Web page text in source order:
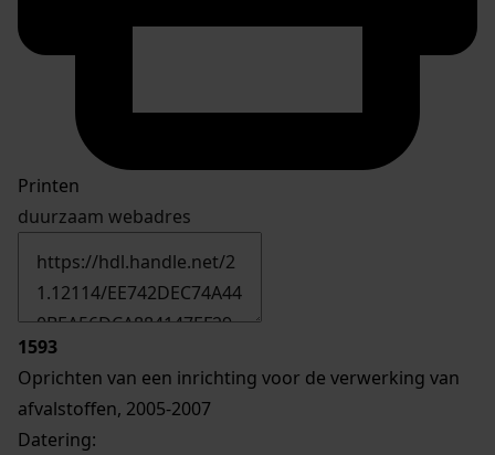
Printen
duurzaam webadres
1593
Oprichten van een inrichting voor de verwerking van
afvalstoffen, 2005-2007
Datering: